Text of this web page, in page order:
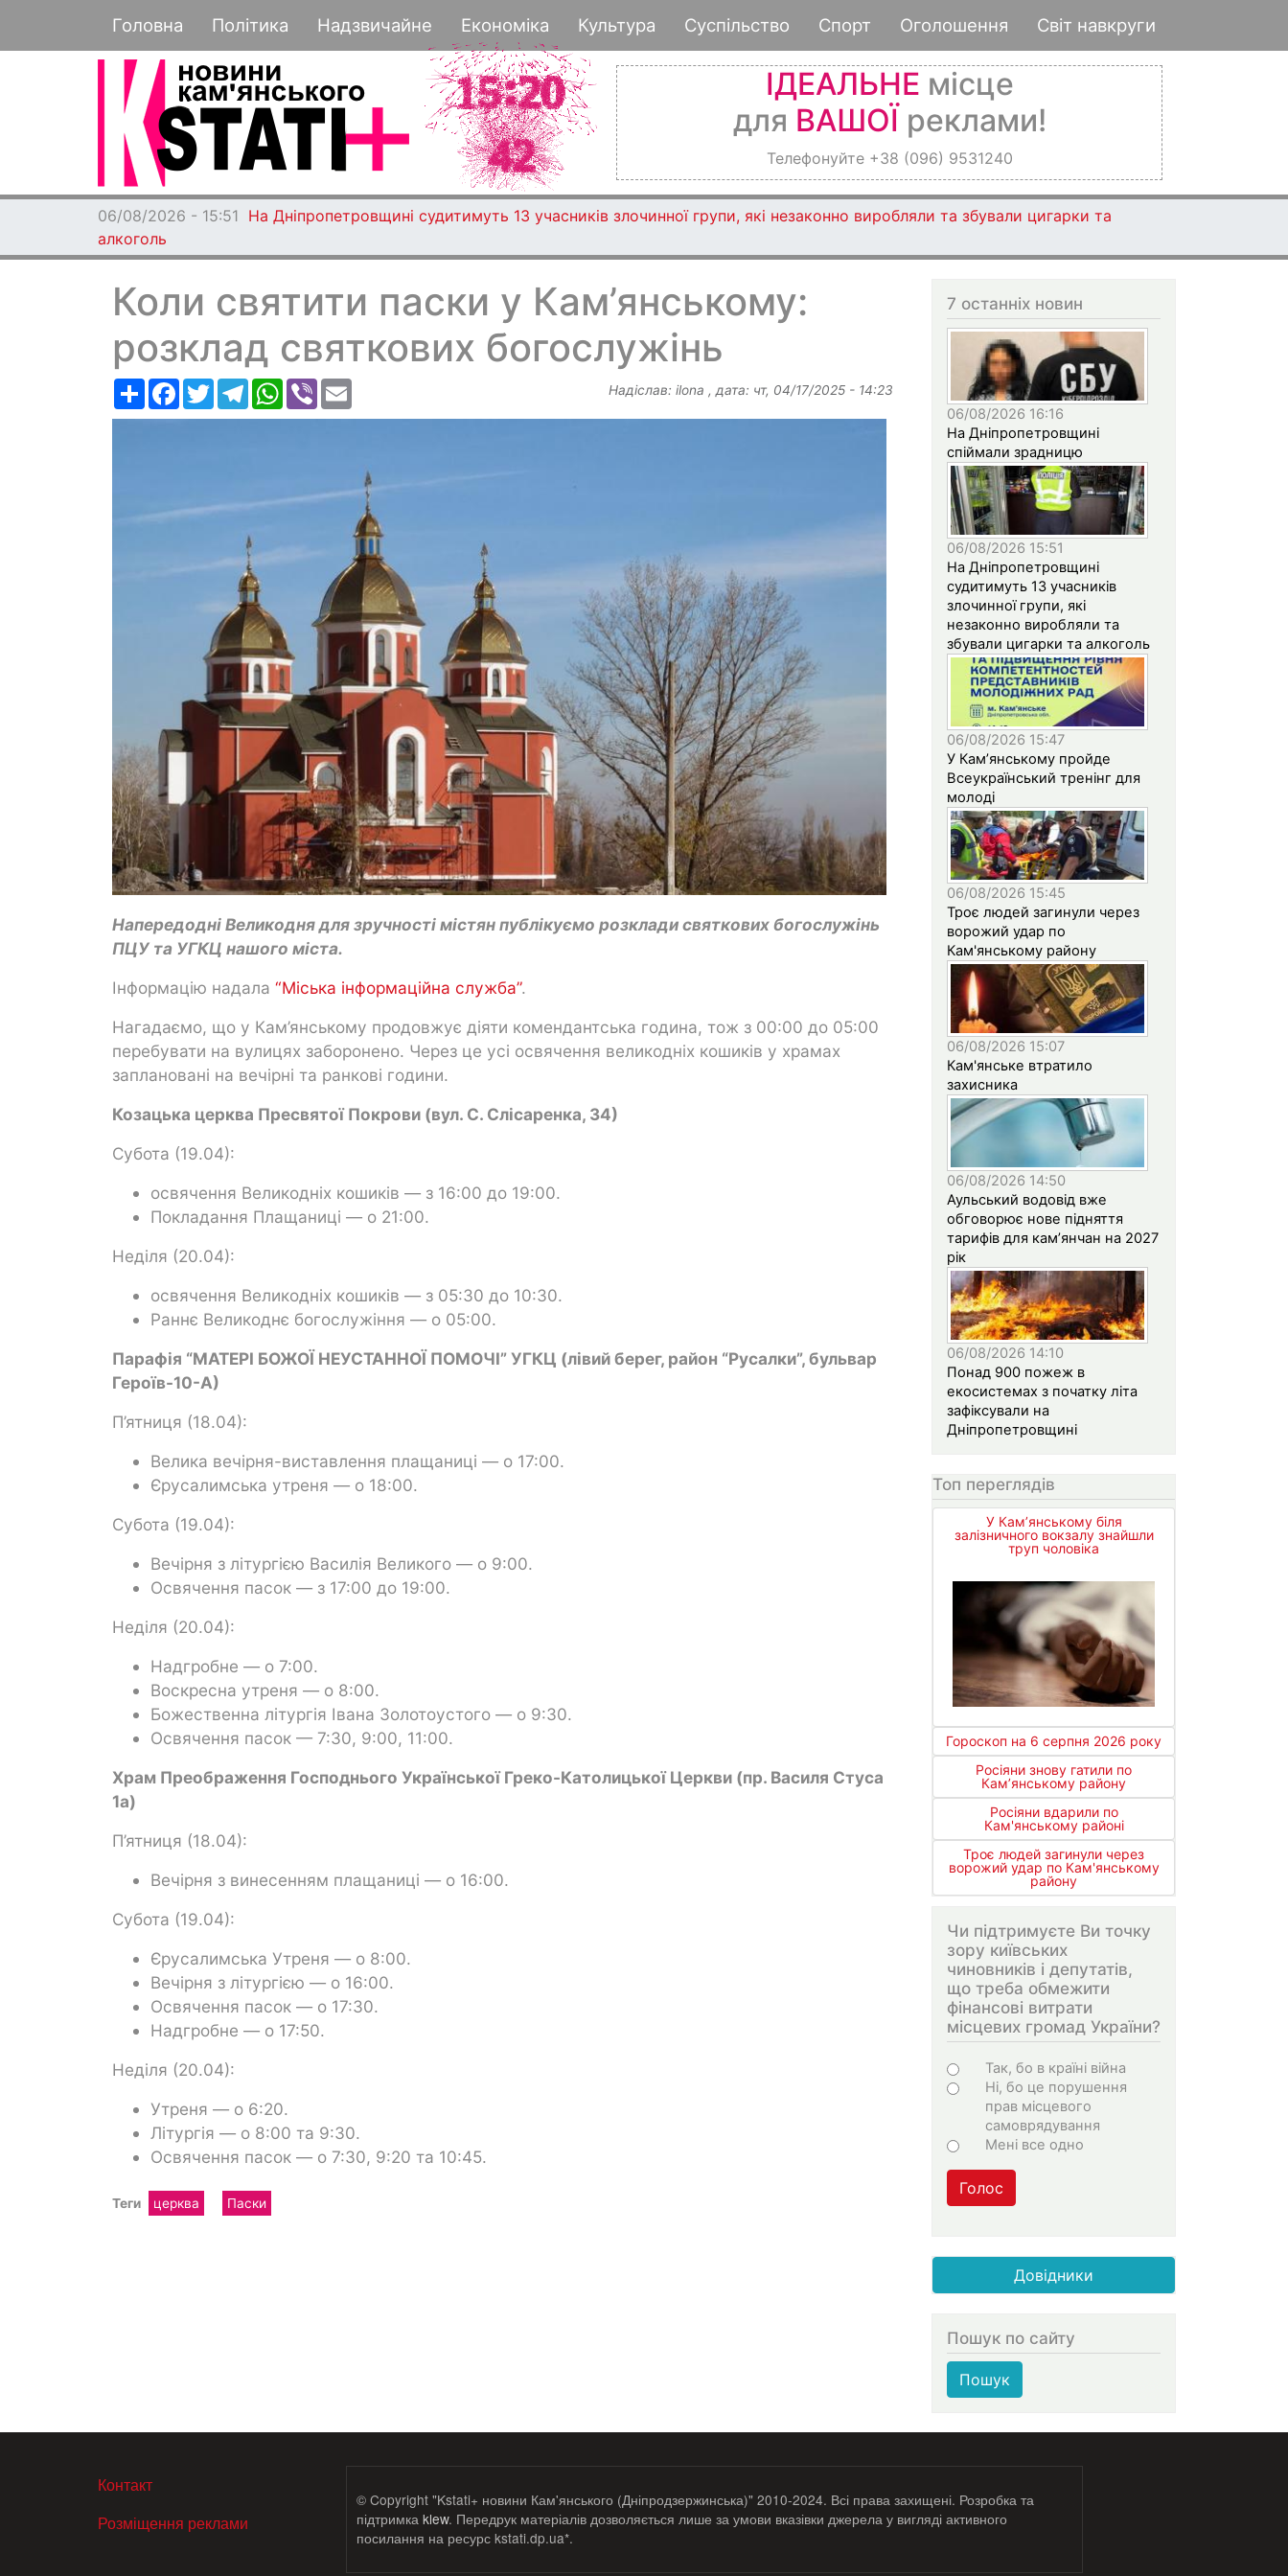
до
основного
Основная навигация
Головна Політика Надзвичайне Економіка Культура Суспільство Спорт Оголошення Світ навкруги
ІДЕАЛЬНЕ місце
для ВАШОЇ реклами!
Телефонуйте +38 (096) 9531240
06/08/2026 - 15:51 На Дніпропетровщині судитимуть 13 учасників злочинної групи, які незаконно виробляли та збували цигарки та
алкоголь
Коли святити паски у Кам’янському:
розклад святкових богослужінь
РесурсFacebook
TwitterTelegramWhatsApp
Viber Надіслав: ilona , дата: чт, 04/17/2025 - 14:23
Напередодні Великодня для зручності містян публікуємо розклади святкових богослужінь
ПЦУ та УГКЦ нашого міста.
Інформацію надала “Міська інформаційна служба”.
Нагадаємо, що у Кам’янському продовжує діяти комендантська година, тож з 00:00 до 05:00
перебувати на вулицях заборонено. Через це усі освячення великодніх кошиків у храмах
заплановані на вечірні та ранкові години.
Козацька церква Пресвятої Покрови (вул. С. Слісаренка, 34)
Субота (19.04):
освячення Великодніх кошиків — з 16:00 до 19:00.
Покладання Плащаниці — о 21:00.
Неділя (20.04):
освячення Великодніх кошиків — з 05:30 до 10:30.
Раннє Великоднє богослужіння — о 05:00.
Парафія “МАТЕРІ БОЖОЇ НЕУСТАННОЇ ПОМОЧІ” УГКЦ (лівий берег, район “Русалки”, бульвар
Героїв-10-А)
П’ятниця (18.04):
Велика вечірня-виставлення плащаниці — о 17:00.
Єрусалимська утреня — о 18:00.
Субота (19.04):
Вечірня з літургією Василія Великого — о 9:00.
Освячення пасок — з 17:00 до 19:00.
Неділя (20.04):
Надгробне — о 7:00.
Воскресна утреня — о 8:00.
Божественна літургія Івана Золотоустого — о 9:30.
Освячення пасок — 7:30, 9:00, 11:00.
Храм Преображення Господнього Української Греко-Католицької Церкви (пр. Василя Стуса
1а)
П’ятниця (18.04):
Вечірня з винесенням плащаниці — о 16:00.
Субота (19.04):
Єрусалимська Утреня — о 8:00.
Вечірня з літургією — о 16:00.
Освячення пасок — о 17:30.
Надгробне — о 17:50.
Неділя (20.04):
Утреня — о 6:20.
Літургія — о 8:00 та 9:30.
Освячення пасок — о 7:30, 9:20 та 10:45.
Теги церква Паски
7 останніх новин
06/08/2026 16:16
На Дніпропетровщині
спіймали зрадницю
06/08/2026 15:51
На Дніпропетровщині
судитимуть 13 учасників
злочинної групи, які
незаконно виробляли та
збували цигарки та алкоголь
06/08/2026 15:47
У Кам’янському пройде
Всеукраїнський тренінг для
молоді
06/08/2026 15:45
Троє людей загинули через
ворожий удар по
Кам'янському району
06/08/2026 15:07
Кам'янське втратило
захисника
06/08/2026 14:50
Аульський водовід вже
обговорює нове підняття
тарифів для кам’янчан на 2027
рік
06/08/2026 14:10
Понад 900 пожеж в
екосистемах з початку літа
зафіксували на
Дніпропетровщині
Топ переглядів
У Кам’янському біля
залізничного вокзалу знайшли
труп чоловіка
Гороскоп на 6 серпня 2026 року
Росіяни знову гатили по
Кам’янському району
Росіяни вдарили по
Кам'янському районі
Троє людей загинули через
ворожий удар по Кам'янському
району
Чи підтримуєте Ви точку
зору київських
чиновників і депутатів,
що треба обмежити
фінансові витрати
місцевих громад України?
Варіанти
Так, бо в країні війна
Ні, бо це порушення
прав місцевого
самоврядування
Мені все одно
Голос
Довідники
Пошук по сайту
Пошук
МЕНЮ В ПОДВАЛЕ
Контакт
Розміщення реклами
© Copyright "Kstati+ новини Кам'янського (Дніпродзержинська)" 2010-2024. Всі права захищені. Розробка та
підтримка klew. Передрук матеріалів дозволяється лише за умови вказівки джерела у вигляді активного
посилання на ресурс kstati.dp.ua*.